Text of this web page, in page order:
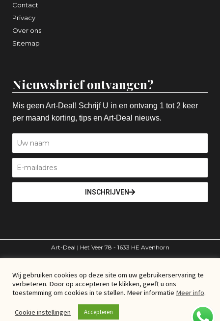
Contact
Privacy
Over ons
Sitemap
Nieuwsbrief ontvangen?
Mis geen Art-Deal! Schrijf U in en ontvang 1 tot 2 keer
per maand korting, tips en Art-Deal nieuws.
INSCHRIJVEN
Art-Deal | Het Veer 78 - 1633 HE Avenhorn
© Art-Deal – Alle rechten voorbehouden
Algemene voorwaarden
Wij gebruiken cookies op deze site om uw gebruikerservaring te
verbeteren. Door op accepteren te klikken, geeft u ons
toestemming om cookies in te stellen. Meer informatie Meer info.
Cookie instellingen Accepteren